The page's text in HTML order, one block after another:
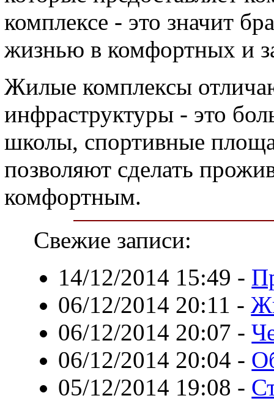
комплексе - это значит
жизнью в комфортных и
Жилые комплексы
инфраструктуры - это
школы, спортивные
позволяют сделать
комфортным.
Свежие записи:
14/12/2014 15:49 -
06/12/2014 20:11 -
06/12/2014 20:07 -
06/12/2014 20:04 -
05/12/2014 19:08 -